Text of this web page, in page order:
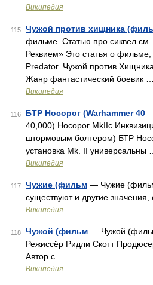
Википедия
115 Чужой против хищника
фильме. Статью про сиквел
Реквием» Это статья о
Predator. Чужой против
Жанр фантастический боевик …
Википедия
116 БТР Носорог (Warhammer 40
40,000) Носорог MkIIc
штормовым болтером) БТР
установка Mk. II универсальны …
Википедия
117 Чужие (фильм — Чужие
существуют и другие
Википедия
118 Чужой (фильм — Чужой
Режиссёр Ридли Скотт
Автор с …
Википедия